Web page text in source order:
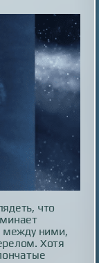
что
между ними,
Хотя